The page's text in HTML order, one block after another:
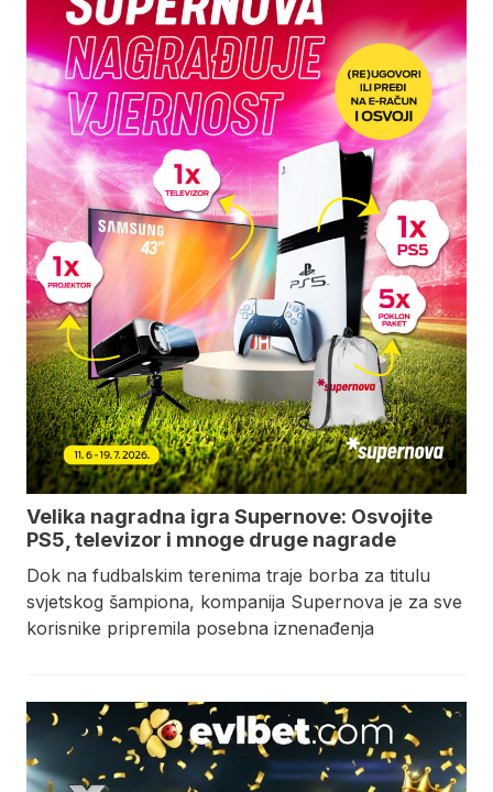
Velika nagradna igra Supernove: Osvojite
PS5, televizor i mnoge druge nagrade
Dok na fudbalskim terenima traje borba za titulu
svjetskog šampiona, kompanija Supernova je za sve
korisnike pripremila posebna iznenađenja